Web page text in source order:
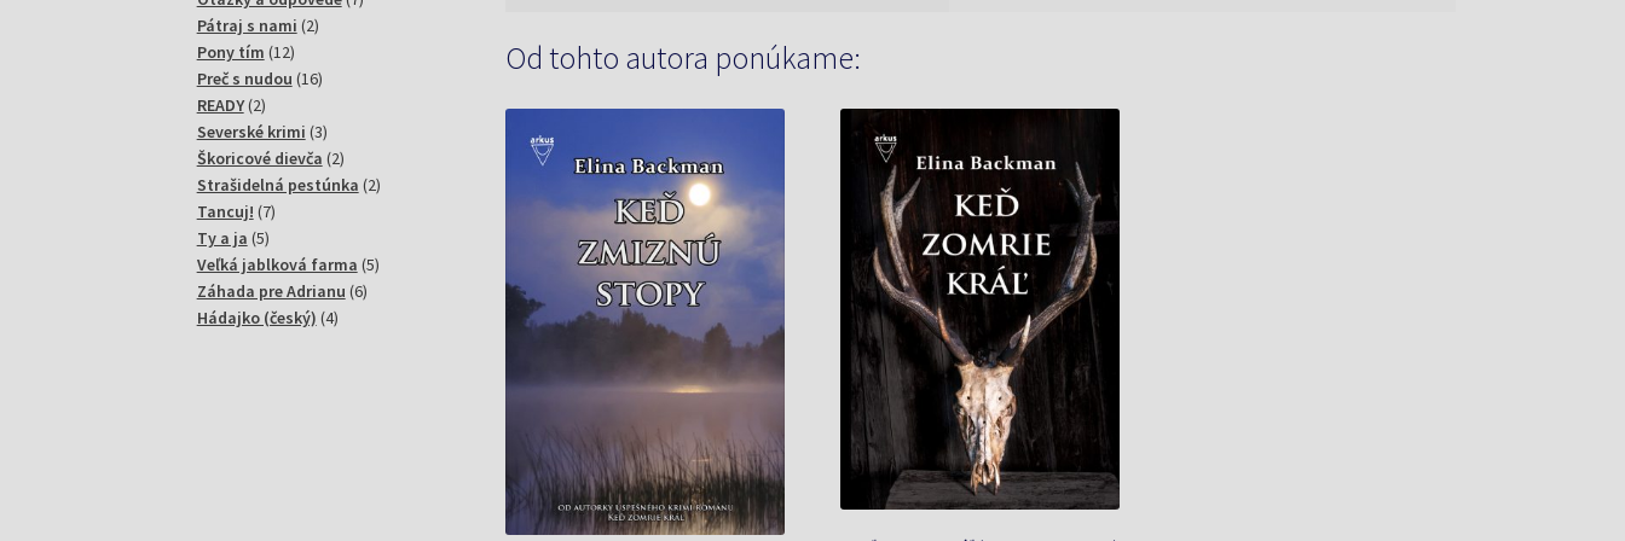
Od tohto autora ponúkame:
Pátraj s nami 22
Pony tím 1212
produktov
Preč s nudou 1616
READY 22
produkty
Severské krimi 33
produkty
Škoricové dievča 22
produkty
Strašidelná pestúnka 22
Tancuj! 77
Ty a ja 55
produktov
Veľká jablková farma 55
Záhada pre Adrianu 66
Hádajko (český) 44